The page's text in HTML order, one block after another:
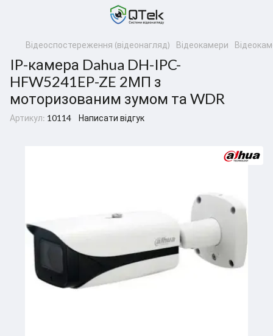
Відеоспостереження (відеонагляд) Відеокамери
IP-камера Dahua DH-IPC-
HFW5241EP-ZE 2МП з
моторизованим зумом та WDR
Артикул: 10114 Написати відгук